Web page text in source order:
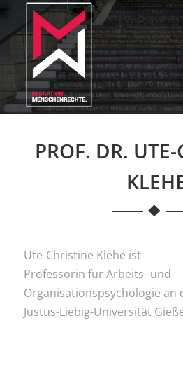
PROF. DR.
Ute-Christine Klehe ist
Professorin für Arbeits- und
Organisationspsychologie an
Justus-Liebig-Universität